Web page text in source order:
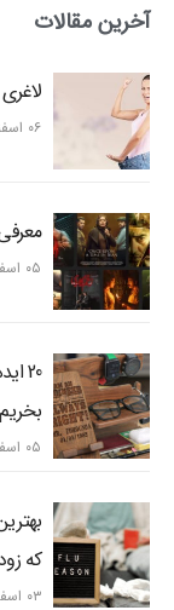
آخرین مقالات
لاغری
۰۶ اسفند ۱۴۰۴
۰۵ اسفند ۱۴۰۴
20
۰۵ اسفند ۱۴۰۴
که
۰۳ اسفند ۱۴۰۴